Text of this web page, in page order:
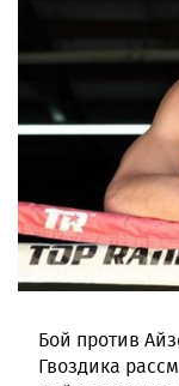
Бой против
Гвоздика